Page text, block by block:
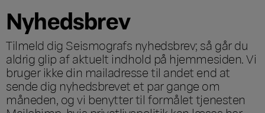
Nyhedsbrev
Tilmeld dig Seismografs nyhedsbrev; så går du
aldrig glip af aktuelt indhold på hjemmesiden. Vi
bruger ikke din mailadresse til andet end at
sende dig nyhedsbrevet et par gange om
måneden, og vi benytter til formålet tjenesten